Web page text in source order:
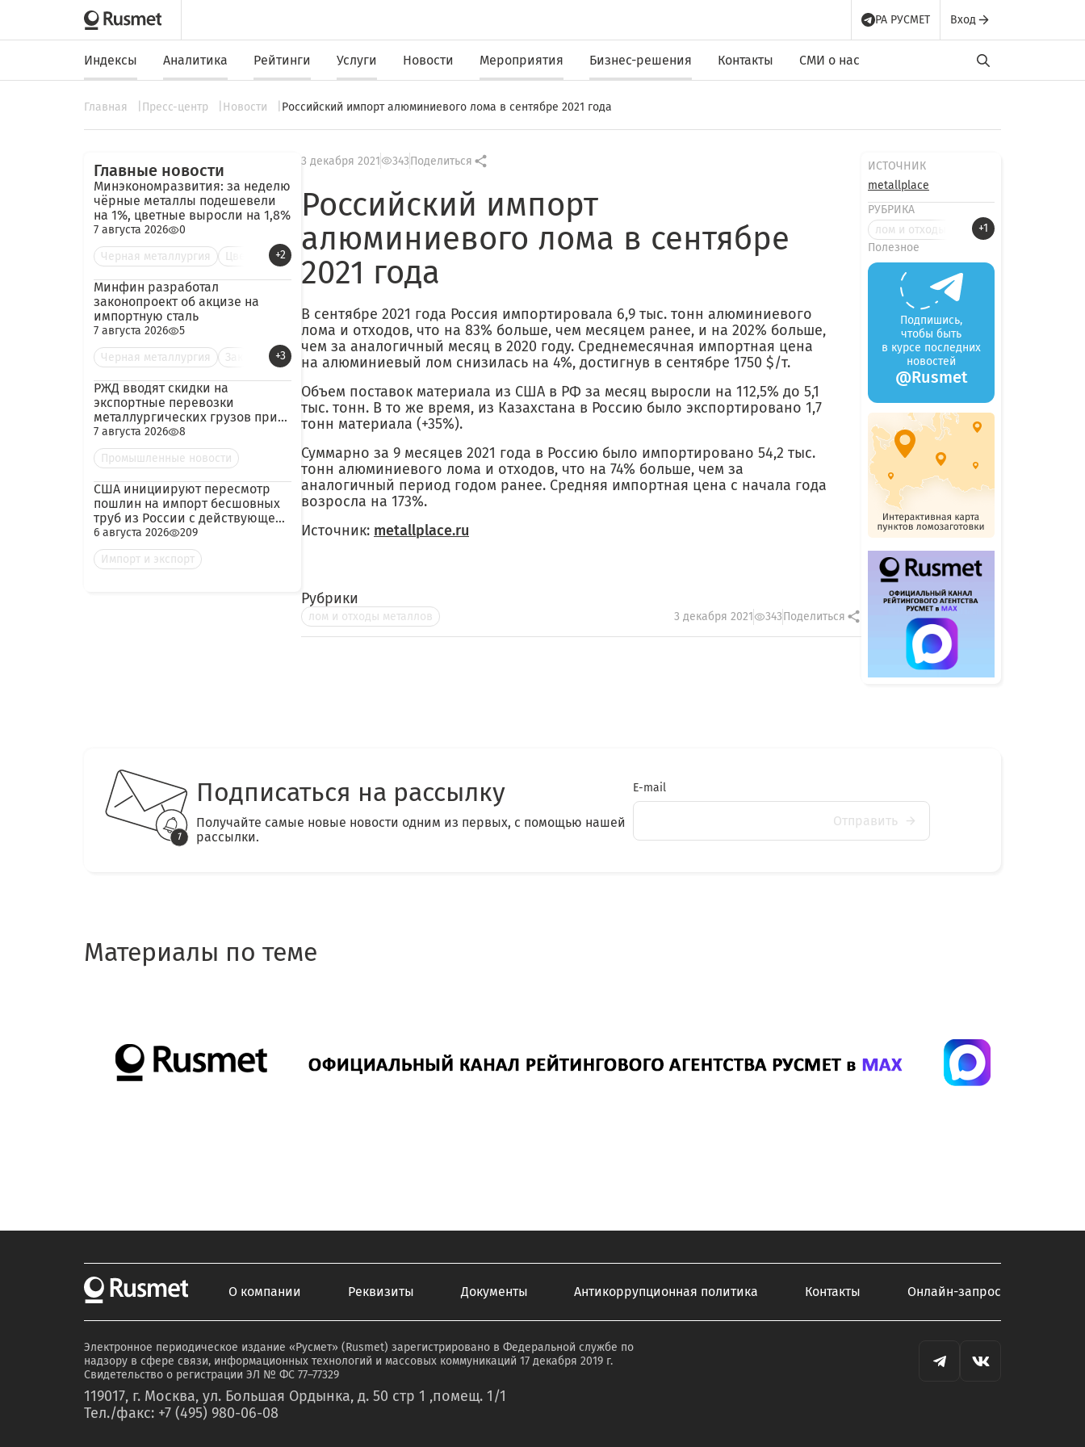
РА РУСМЕТ Вход
Индексы Аналитика Рейтинги Услуги Новости Мероприятия Бизнес-решения Контакты СМИ о нас
Главная Пресс-центр Новости Российский импорт алюминиевого лома в сентябре 2021 года
Главные новости
Минэкономразвития: за неделю
чёрные металлы подешевели
на 1%, цветные выросли на 1,8%
7 августа 2026
0
Черная металлургия
Цве +2
Минфин разработал
законопроект об акцизе на
импортную сталь
7 августа 2026
5
Черная металлургия
Зак +3
РЖД вводят скидки на
экспортные перевозки
металлургических грузов при
гарантированных объёмах
7 августа 2026
8
Промышленные новости
США инициируют пересмотр
пошлин на импорт бесшовных
труб из России с действующей
ставкой 209,72%
6 августа 2026
209
Импорт и экспорт
3 декабря 2021 343Поделиться
Российский импорт
алюминиевого лома в сентябре
2021 года
В сентябре 2021 года Россия импортировала 6,9 тыс. тонн алюминиевого
лома и отходов, что на 83% больше, чем месяцем ранее, и на 202% больше,
чем за аналогичный месяц в 2020 году. Среднемесячная импортная цена
на алюминиевый лом снизилась на 4%, достигнув в сентябре 1750 $/т.
Объем поставок материала из США в РФ за месяц выросли на 112,5% до 5,1
тыс. тонн. В то же время, из Казахстана в Россию было экспортировано 1,7
тонн материала (+35%).
Суммарно за 9 месяцев 2021 года в Россию было импортировано 54,2 тыс.
тонн алюминиевого лома и отходов, что на 74% больше, чем за
аналогичный период годом ранее. Средняя импортная цена с начала года
возросла на 173%.
Источник: metallplace.ru
Рубрики
лом и отходы металлов 3 декабря 2021 343Поделиться
ИСТОЧНИК
metallplace
РУБРИКА
лом и отходы металлов
+1
Полезное
Подпишись,
чтобы быть
в курсе последних
новостей
@Rusmet
Подписаться на рассылку
Получайте самые новые новости одним из первых, с помощью нашей
рассылки.
E-mail
Отправить
Материалы по теме
О компании Реквизиты Документы Антикоррупционная политика Контакты Онлайн-запрос
Электронное периодическое издание «Русмет» (Rusmet) зарегистрировано в Федеральной службе по
надзору в сфере связи, информационных технологий и массовых коммуникаций 17 декабря 2019 г.
Свидетельство о регистрации ЭЛ № ФС 77–77329
119017, г. Москва, ул. Большая Ордынка, д. 50 стр 1 ,помещ. 1/1
Тел./факс: +7 (495) 980-06-08